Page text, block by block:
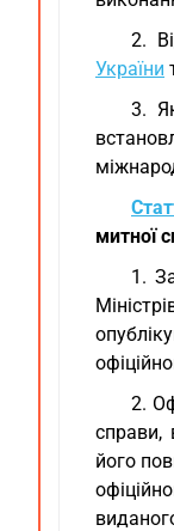
2.
України
3.
митної
1.
2.
справи,
його